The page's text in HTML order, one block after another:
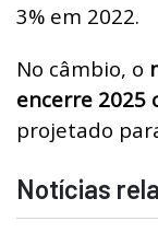
3% em 2022.
No câmbio, o
encerre 2025
projetado
Notícias